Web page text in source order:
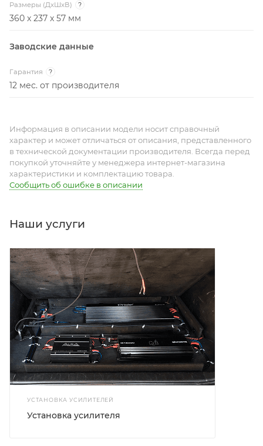
Размеры (ДxШxВ) ?
360 x 237 x 57 мм
Заводские данные
Гарантия ?
12 мес. от производителя
Информация в описании модели носит справочный
характер и может отличаться от описания, представленного
в технической документации производителя. Всегда перед
покупкой уточняйте у менеджера интернет-магазина
характеристики и комплектацию товара.
Сообщить об ошибке в описании
Наши услуги
УСТАНОВКА УСИЛИТЕЛЕЙ
Установка усилителя